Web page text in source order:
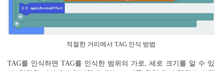
적절한 거리에서 TAG 인식 방법
TAG를 인식하면 TAG를 인식한 범위의 가로, 세로 크기를 알 수 있